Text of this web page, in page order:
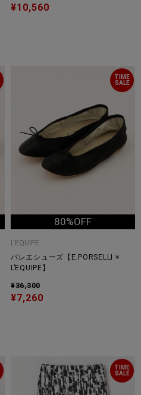
¥10,560
TIME
SALE
80%OFF
L'EQUIPE
バレエシューズ【E.PORSELLI ×
L’EQUIPE】
¥36,300
¥7,260
TIME
SALE